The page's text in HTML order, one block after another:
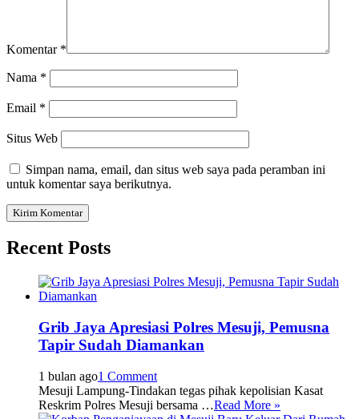
Komentar *
Nama *
Email *
Situs Web
Simpan nama, email, dan situs web saya pada peramban ini
untuk komentar saya berikutnya.
Recent Posts
Grib Jaya Apresiasi Polres Mesuji, Pemusna
Tapir Sudah Diamankan
1 bulan ago1 Comment
Mesuji Lampung-Tindakan tegas pihak kepolisian Kasat
Reskrim Polres Mesuji bersama …Read More »